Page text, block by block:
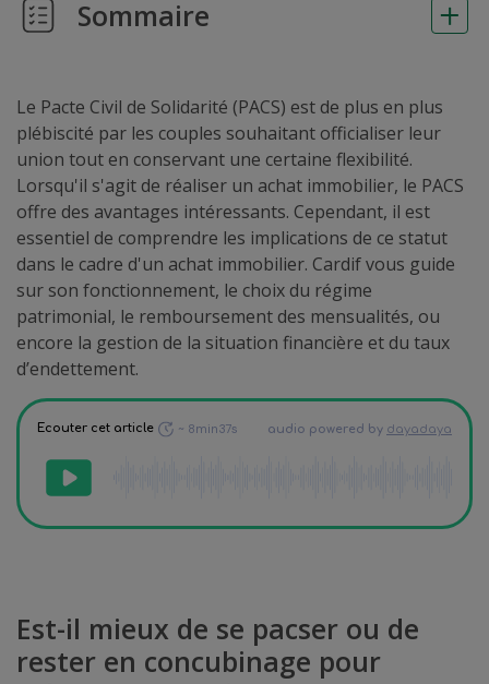
Sommaire
Le Pacte Civil de Solidarité (PACS) est de plus en plus
plébiscité par les couples souhaitant officialiser leur
union tout en conservant une certaine flexibilité.
Lorsqu'il s'agit de réaliser un achat immobilier, le PACS
offre des avantages intéressants. Cependant, il est
essentiel de comprendre les implications de ce statut
dans le cadre d'un achat immobilier. Cardif vous guide
sur son fonctionnement, le choix du régime
patrimonial, le remboursement des mensualités, ou
encore la gestion de la situation financière et du taux
d’endettement.
Est-il mieux de se pacser ou de
rester en concubinage pour